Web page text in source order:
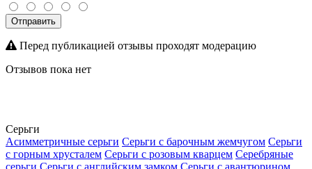
Отправить
Перед публикацией отзывы проходят модерацию
Отзывов пока нет
Серьги
Асимметричные серьги Серьги с барочным жемчугом Серьги
с горным хрусталем Серьги с розовым кварцем Серебряные
серьги Серьги с английским замком Серьги с авантюрином